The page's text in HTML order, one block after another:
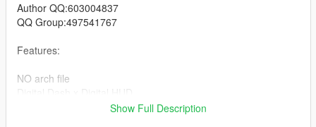
Author QQ:603004837
QQ Group:497541767
Features:
NO arch file
High Poly Exterior / LOW POLY interior
Show Full Description